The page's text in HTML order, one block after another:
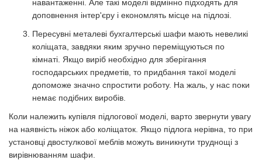
навантаженні. Але такі моделі відмінно підходять для
доповнення інтер'єру і економлять місце на підлозі.
Пересувні металеві бухгалтерські шафи мають невеликі
коліщата, завдяки яким зручно переміщуються по
кімнаті. Якщо виріб необхідно для зберігання
господарських предметів, то придбання такої моделі
допоможе значно спростити роботу. На жаль, у нас поки
немає подібних виробів.
Коли належить купівля підлогової моделі, варто звернути увагу
на наявність ніжок або коліщаток. Якщо підлога нерівна, то при
установці двостулкової меблів можуть виникнути труднощі з
вирівнюванням шафи.